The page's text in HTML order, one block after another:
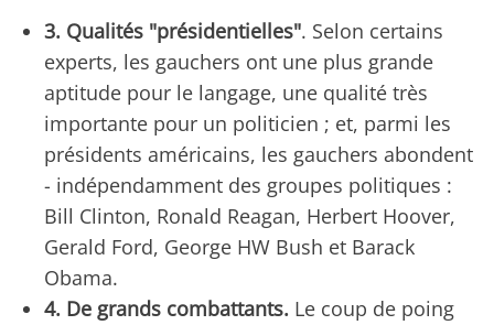
3. Qualités "présidentielles". Selon certains
experts, les gauchers ont une plus grande
aptitude pour le langage, une qualité très
importante pour un politicien ; et, parmi les
présidents américains, les gauchers abondent
- indépendamment des groupes politiques :
Bill Clinton, Ronald Reagan, Herbert Hoover,
Gerald Ford, George HW Bush et Barack
Obama.
4. De grands combattants. Le coup de poing